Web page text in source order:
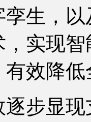
生，
实现
效降
显现